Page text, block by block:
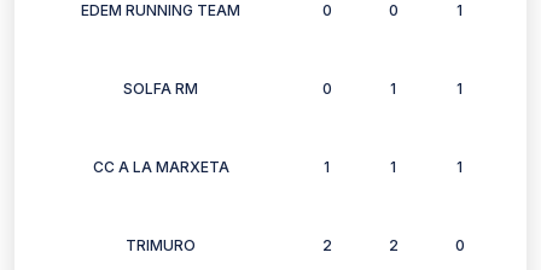
EDEM RUNNING TEAM 0 0 1
SOLFA RM 0 1 1
CC A LA MARXETA 1 1 1
TRIMURO 2 2 0